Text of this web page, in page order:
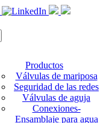
Productos
Válvulas de mariposa
Seguridad de las redes
Válvulas de aguja
Conexiones-
Ensamblaje para agua